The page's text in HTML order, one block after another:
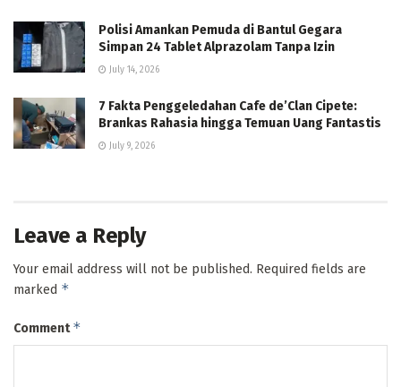
Polisi Amankan Pemuda di Bantul Gegara
Simpan 24 Tablet Alprazolam Tanpa Izin
July 14, 2026
7 Fakta Penggeledahan Cafe de’Clan Cipete:
Brankas Rahasia hingga Temuan Uang Fantastis
July 9, 2026
Leave a Reply
Your email address will not be published. Required fields are
marked *
Comment*